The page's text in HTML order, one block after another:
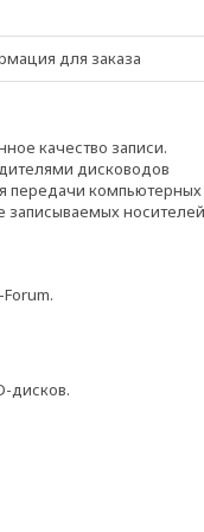
для заказа
качество записи.
дисководов
передачи компьютерных
носителей
дисков.